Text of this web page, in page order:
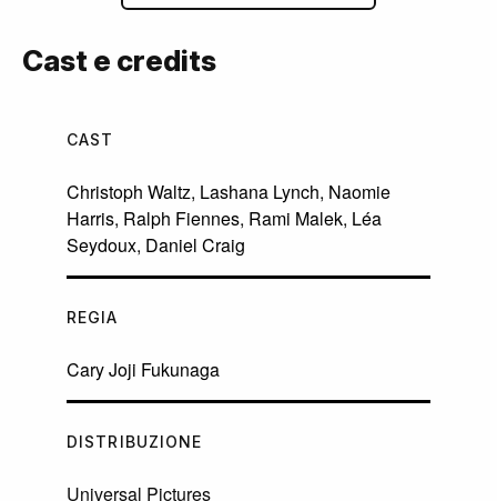
Cast e credits
CAST
Christoph Waltz, Lashana Lynch, Naomie
Harris, Ralph Fiennes, Rami Malek, Léa
Seydoux, Daniel Craig
REGIA
Cary Joji Fukunaga
DISTRIBUZIONE
Universal Pictures